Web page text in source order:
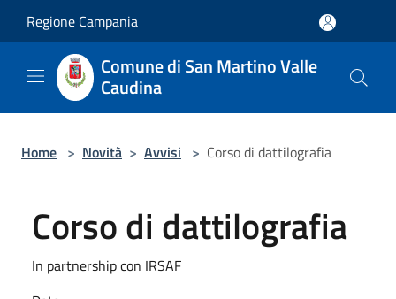
Regione Campania
Comune di San Martino Valle
Caudina
Home > Novità > Avvisi > Corso di dattilografia
Corso di dattilografia
In partnership con IRSAF